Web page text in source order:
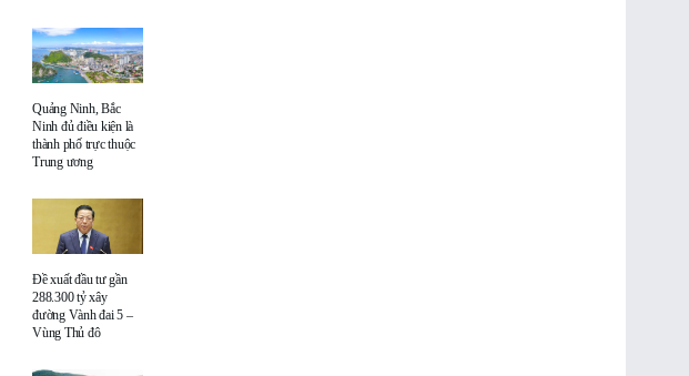
Quảng Ninh, Bắc
Ninh đủ điều kiện là
thành phố trực thuộc
Trung ương
Đề xuất đầu tư gần
288.300 tỷ xây
đường Vành đai 5 –
Vùng Thủ đô